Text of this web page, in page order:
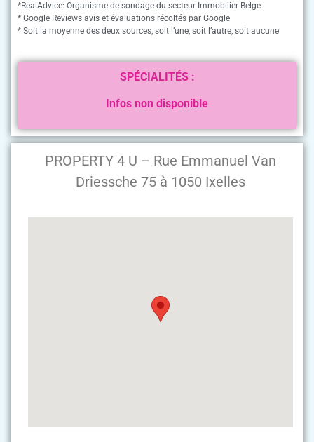
PROPERTY 4 U – Rue Emmanuel Van
Driessche 75 à 1050 Ixelles
*RealAdvice: Organisme de sondage du secteur Immobilier Belge
* Google Reviews avis et évaluations récoltés par Google
* Soit la moyenne des deux sources, soit l’une, soit l’autre, soit aucune
SPÉCIALITÉS :
Infos non disponible